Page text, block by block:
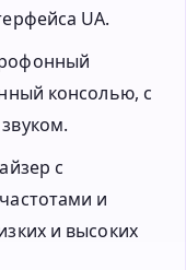
UA.
консолью, с
с
и
и высоких